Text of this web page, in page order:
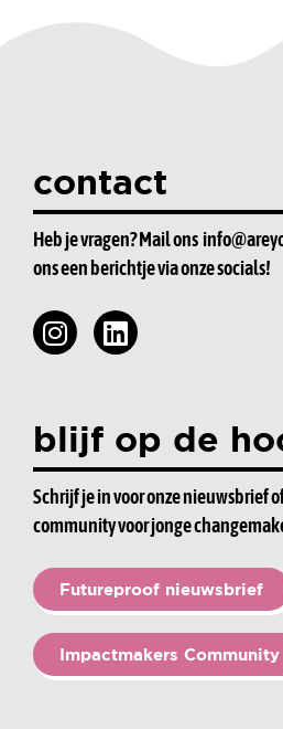
contact
Heb je vragen? Mail ons
ons een berichtje via onze socials!
blijf op de
Schrijf je in voor onze nieuwsbrief
community voor jonge
Futureproof nieuwsbrief
Impactmakers Community